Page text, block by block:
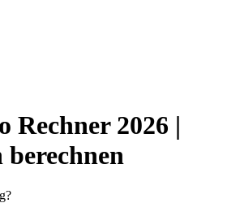
Rechner 2026 |